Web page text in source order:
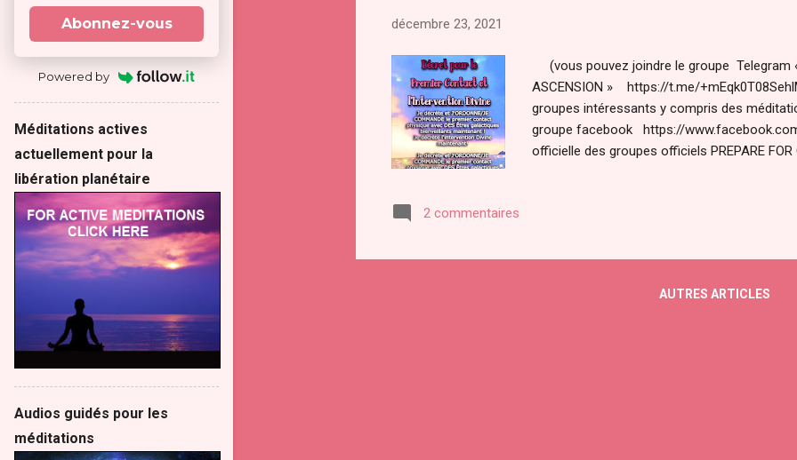
décembre 23, 2021
(vous pouvez joindre le groupe Telegram «
ASCENSION » https://t.me/
groupes intéressants y compris des
groupe facebook https://
officielle des groupes officiels PREPARE
Change Francophone” https://
#France#Francophonie" ” https://
2 commentaires
AUTRES ARTICLES
Abonnez-vous
Powered by
Méditations actives
actuellement pour la
libération planétaire
Audios guidés pour les
méditations